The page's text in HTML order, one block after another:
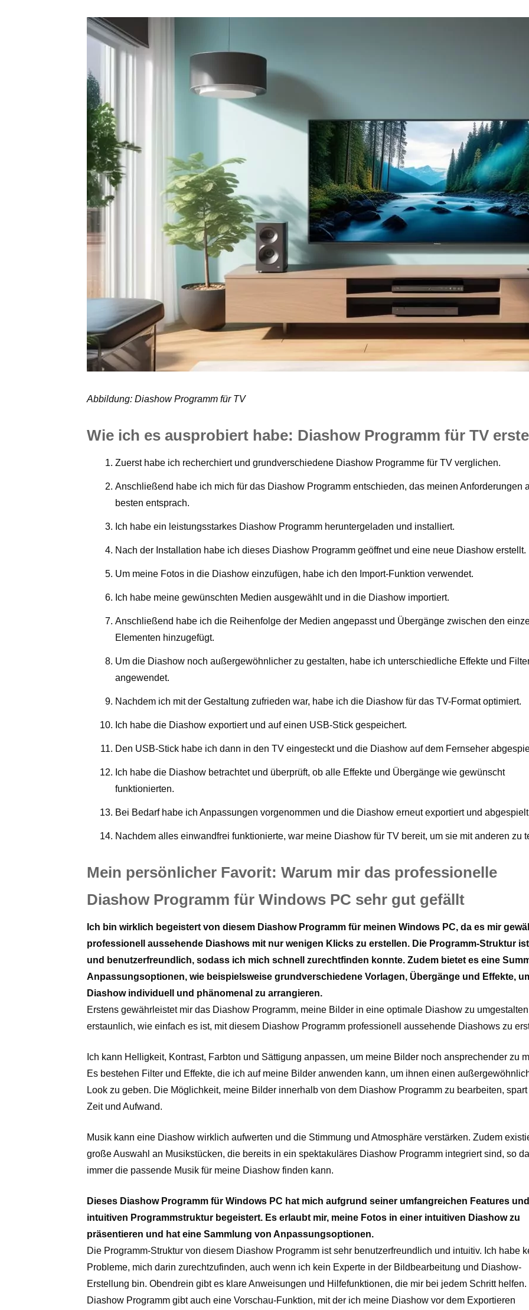
Abbildung: Diashow Programm für TV
Wie ich es ausprobiert habe: Diashow Programm für TV
Zuerst habe ich recherchiert und grundverschiedene Diashow Programme für TV verglichen.
Anschließend habe ich mich für das Diashow Programm entschieden, das meinen Anforderungen
besten entsprach.
Ich habe ein leistungsstarkes Diashow Programm heruntergeladen und installiert.
Nach der Installation habe ich dieses Diashow Programm geöffnet und eine neue Diashow erstellt.
Um meine Fotos in die Diashow einzufügen, habe ich den Import-Funktion verwendet.
Ich habe meine gewünschten Medien ausgewählt und in die Diashow importiert.
Anschließend habe ich die Reihenfolge der Medien angepasst und Übergänge zwischen den
Elementen hinzugefügt.
Um die Diashow noch außergewöhnlicher zu gestalten, habe ich unterschiedliche Effekte und
angewendet.
Nachdem ich mit der Gestaltung zufrieden war, habe ich die Diashow für das TV-Format optimiert.
Ich habe die Diashow exportiert und auf einen USB-Stick gespeichert.
Den USB-Stick habe ich dann in den TV eingesteckt und die Diashow auf dem Fernseher
Ich habe die Diashow betrachtet und überprüft, ob alle Effekte und Übergänge wie gewünscht
funktionierten.
Bei Bedarf habe ich Anpassungen vorgenommen und die Diashow erneut exportiert und
Nachdem alles einwandfrei funktionierte, war meine Diashow für TV bereit, um sie mit anderen zu
Mein persönlicher Favorit: Warum mir das professionelle
Diashow Programm für Windows PC sehr gut gefällt
Ich bin wirklich begeistert von diesem Diashow Programm für meinen Windows PC, da es mir
professionell aussehende Diashows mit nur wenigen Klicks zu erstellen. Die Programm-Struktur
und benutzerfreundlich, sodass ich mich schnell zurechtfinden konnte. Zudem bietet es eine
Anpassungsoptionen, wie beispielsweise grundverschiedene Vorlagen, Übergänge und Effekte,
Diashow individuell und phänomenal zu arrangieren.
Erstens gewährleistet mir das Diashow Programm, meine Bilder in eine optimale Diashow zu
erstaunlich, wie einfach es ist, mit diesem Diashow Programm professionell aussehende Diashows zu
Ich kann Helligkeit, Kontrast, Farbton und Sättigung anpassen, um meine Bilder noch ansprechender zu
Es bestehen Filter und Effekte, die ich auf meine Bilder anwenden kann, um ihnen einen
Look zu geben. Die Möglichkeit, meine Bilder innerhalb von dem Diashow Programm zu bearbeiten, spart
Zeit und Aufwand.
Musik kann eine Diashow wirklich aufwerten und die Stimmung und Atmosphäre verstärken. Zudem
große Auswahl an Musikstücken, die bereits in ein spektakuläres Diashow Programm integriert sind, so
immer die passende Musik für meine Diashow finden kann.
Dieses Diashow Programm für Windows PC hat mich aufgrund seiner umfangreichen Features
intuitiven Programmstruktur begeistert. Es erlaubt mir, meine Fotos in einer intuitiven Diashow zu
präsentieren und hat eine Sammlung von Anpassungsoptionen.
Die Programm-Struktur von diesem Diashow Programm ist sehr benutzerfreundlich und intuitiv. Ich habe
Probleme, mich darin zurechtzufinden, auch wenn ich kein Experte in der Bildbearbeitung und Diashow-
Erstellung bin. Obendrein gibt es klare Anweisungen und Hilfefunktionen, die mir bei jedem Schritt helfen.
Diashow Programm gibt auch eine Vorschau-Funktion, mit der ich meine Diashow vor dem Exportieren